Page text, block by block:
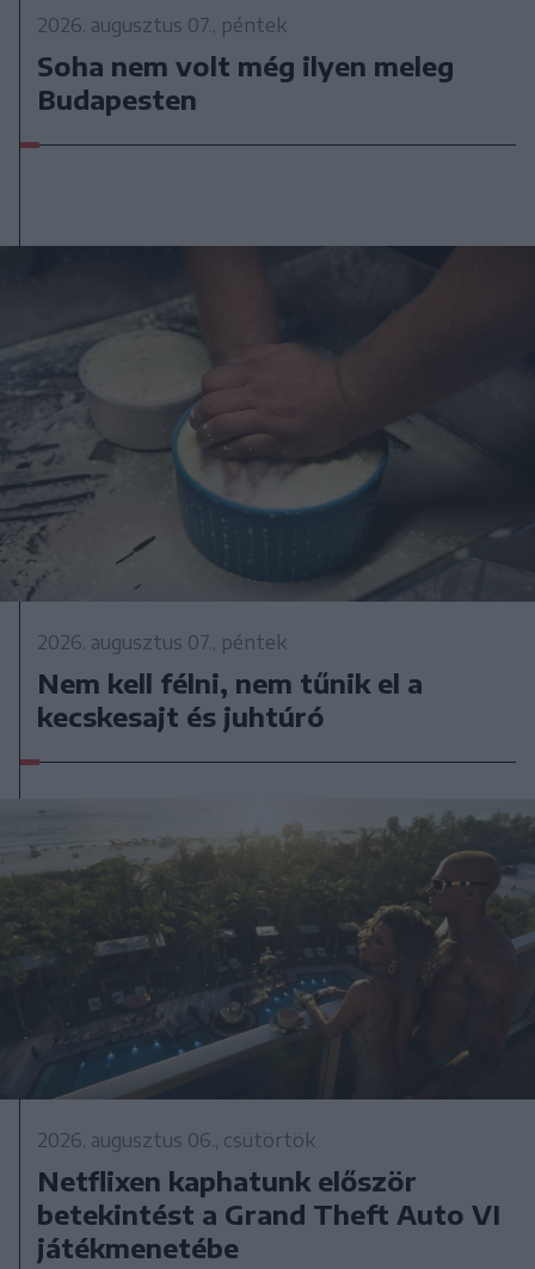
2026. augusztus 07., péntek
Soha nem volt még ilyen meleg
Budapesten
2026. augusztus 07., péntek
Nem kell félni, nem tűnik el a
kecskesajt és juhtúró
2026. augusztus 06., csütörtök
Netflixen kaphatunk először
betekintést a Grand Theft Auto VI
játékmenetébe